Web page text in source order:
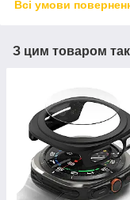
Всі умови
З цим товаром